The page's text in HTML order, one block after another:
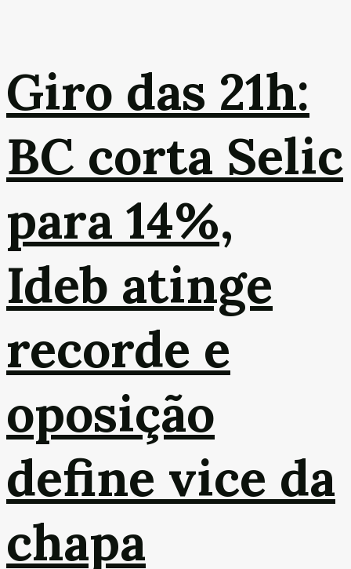
Giro das 21h:
BC corta Selic
para 14%,
Ideb atinge
recorde e
oposição
define vice da
chapa